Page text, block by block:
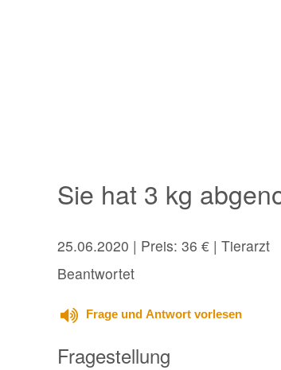
Sie hat 3 kg
25.06.2020 | Preis: 36 € | Tierarzt
Beantwortet
Frage und Antwort vorlesen
Fragestellung